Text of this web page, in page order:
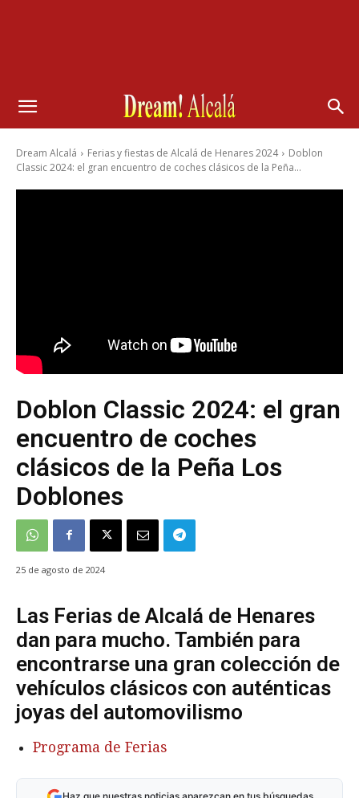
Dream Alcalá Ferias y fiestas de Alcalá de Henares 2024
Doblon
Classic 2024: el gran encuentro de coches clásicos de la Peña...
Doblon Classic 2024: el gran
encuentro de coches
clásicos de la Peña Los
Doblones
25 de agosto de 2024
Las Ferias de Alcalá de Henares
dan para mucho. También para
encontrarse una gran colección de
vehículos clásicos con auténticas
joyas del automovilismo
Programa de Ferias